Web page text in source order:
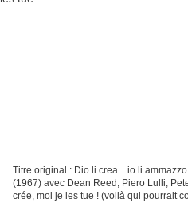
Titre original : Dio li crea... io li
(1967) avec Dean Reed, Piero Lulli,
crée, moi je les tue ! (voilà qui pourrait